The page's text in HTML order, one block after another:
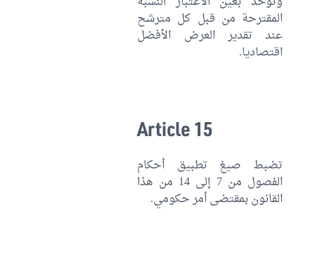
المقترحة من قبل كل مترشح
عند تقدير العرض الأفضل
اقتصاديا.
Article 15
تضبط صيغ تطبيق أحكام
الفصول من 7 إلى 14 من هذا
القانون بمقتضى أمر حكومي.